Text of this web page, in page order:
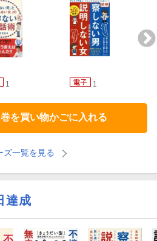
る
いづちを打つ
リアクションする
弱点に合わせて読む場所がわかる！
1 1
を買い物かごに入れる
ズ一覧を見る
達成